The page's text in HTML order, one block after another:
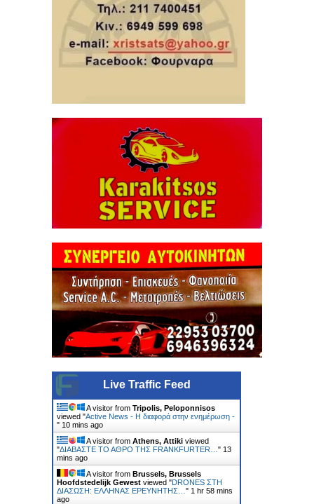
Live Traffic Feed
A visitor from Tripolis, Peloponnisos
viewed "Active News - Η διαφορά στην ενημέρωση -
" 10 mins ago
A visitor from Athens, Attiki viewed
"ΔΙΑΒΑΣΤΕ ΤΟ ΑΘΡΟ ΤΗΣ FRΑΝKFURTER… " 13
mins ago
A visitor from Brussels, Brussels
Hoofdstedelijk Gewest viewed "DRONES ΣΤΗ
ΔΙΑΣΩΣΗ: ΕΛΛΗΝΑΣ ΕΡΕΥΝΗΤΗΣ… " 1 hr 59 mins
ago